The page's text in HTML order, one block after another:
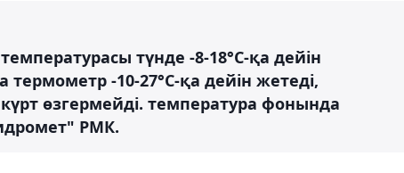
түнде -8-18°С-қа дейін
-10-27°С-қа дейін жетеді,
өзгермейді. температура фонында
РМК.